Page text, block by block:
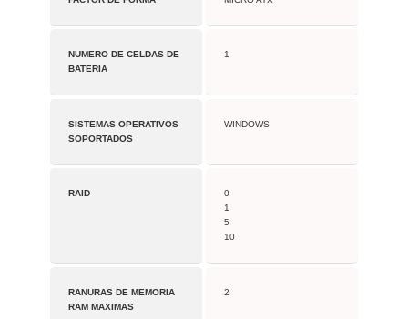
NUMERO DE CELDAS DE
BATERIA
1
SISTEMAS OPERATIVOS
SOPORTADOS
WINDOWS
RAID
0
1
5
10
RANURAS DE MEMORIA
RAM MAXIMAS
2